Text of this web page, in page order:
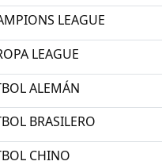
LEAGUE
LEAGUE
ALEMÁN
BRASILERO
CHINO